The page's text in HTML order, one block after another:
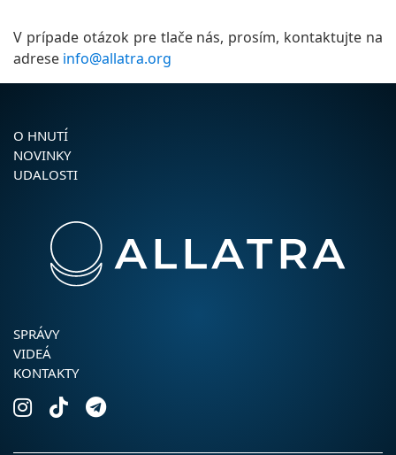
V prípade otázok pre tlače nás, prosím, kontaktujte na
adrese info@allatra.org
O HNUTÍ
NOVINKY
UDALOSTI
SPRÁVY
VIDEÁ
KONTAKTY